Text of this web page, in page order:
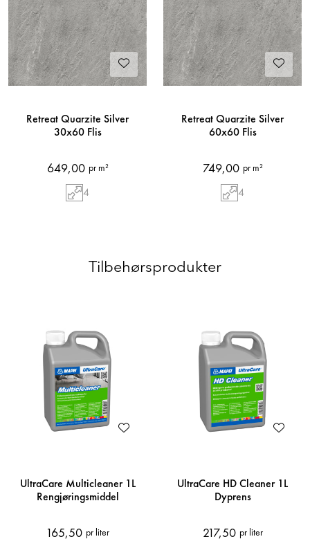
Retreat Quarzite Silver
30x60 Flis
649,00 pr m²
4
Retreat Quarzite Silver
60x60 Flis
749,00 pr m²
4
Tilbehørsprodukter
UltraCare Multicleaner 1L
Rengjøringsmiddel
165,50 pr liter
UltraCare HD Cleaner 1L
Dyprens
217,50 pr liter